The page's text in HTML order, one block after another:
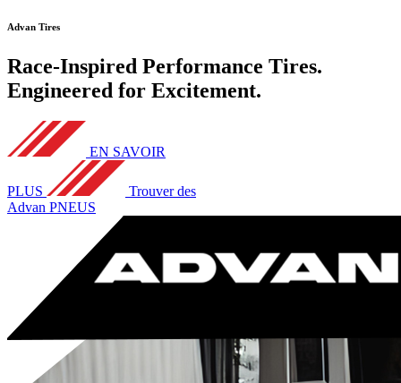
Advan Tires
Race-Inspired Performance Tires.
Engineered for Excitement.
EN SAVOIR
PLUS
Trouver des
Advan PNEUS